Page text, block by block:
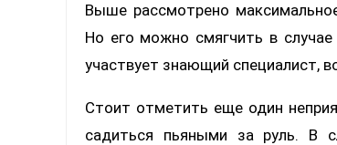
Выше рассмотрено
Но его можно смягчить в случае
участвует знающий специалист,
Стоит отметить еще один
садиться пьяными за руль. В